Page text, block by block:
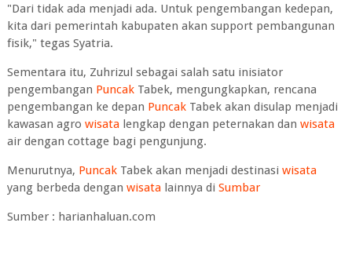
"Dari tidak ada menjadi ada. Untuk pengembangan kedepan,
kita dari pemerintah kabupaten akan support pembangunan
fisik," tegas Syatria.
Sementara itu, Zuhrizul sebagai salah satu inisiator
pengembangan PuncakTabek, mengungkapkan, rencana
pengembangan ke depan PuncakTabek akan disulap menjadi
kawasan agro wisatalengkap dengan peternakan dan wisata
air dengan cottage bagi pengunjung.
Menurutnya, PuncakTabek akan menjadi destinasi wisata
yang berbeda dengan wisatalainnya di Sumbar
Sumber : harianhaluan.com